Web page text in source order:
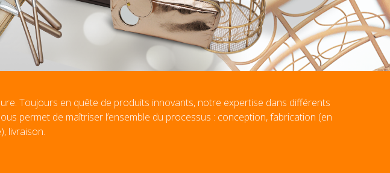
Toujours en quête de produits innovants, notre expertise dans différents
permet de maîtriser l’ensemble du processus : conception, fabrication (en
livraison.